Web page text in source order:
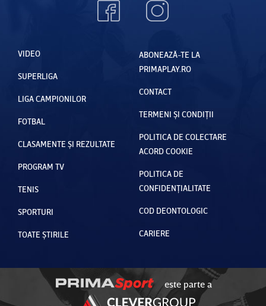
VIDEO
SUPERLIGA
LIGA CAMPIONILOR
FOTBAL
CLASAMENTE ȘI REZULTATE
PROGRAM TV
TENIS
SPORTURI
TOATE ȘTIRILE
ABONEAZĂ-TE LA
PRIMAPLAY.RO
CONTACT
TERMENI ȘI CONDIȚII
POLITICA DE COLECTARE
ACORD COOKIE
POLITICA DE
CONFIDENȚIALITATE
COD DEONTOLOGIC
CARIERE
este parte a